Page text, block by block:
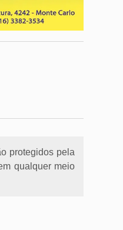
protegidos pela
qualquer meio